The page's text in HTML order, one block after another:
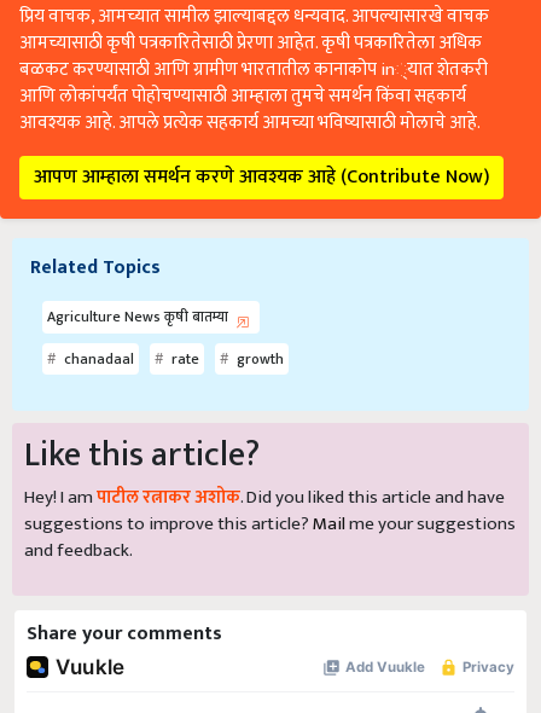
प्रिय वाचक, आमच्यात सामील झाल्याबद्दल धन्यवाद. आपल्यासारखे वाचक
आमच्यासाठी कृषी पत्रकारितेसाठी प्रेरणा आहेत. कृषी पत्रकारितेला अधिक
बळकट करण्यासाठी आणि ग्रामीण भारतातील कानाकोप in्यात शेतकरी
आणि लोकांपर्यंत पोहोचण्यासाठी आम्हाला तुमचे समर्थन किंवा सहकार्य
आवश्यक आहे. आपले प्रत्येक सहकार्य आमच्या भविष्यासाठी मोलाचे आहे.
आपण आम्हाला समर्थन करणे आवश्यक आहे (Contribute Now)
Related Topics
Agriculture News कृषी बातम्या
chanadaal
rate growth
Like this article?
Hey! I amपाटील रत्नाकर अशोक. Did you liked this article and have
suggestions to improve this article?Mailme your suggestions
and feedback.
Share your comments